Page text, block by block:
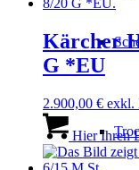
Kärcher
G *EU
2.900,00 € exkl.
Hier Ihren